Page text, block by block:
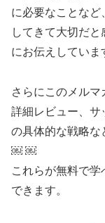
に必要なことなど
してきて大切だ
にお伝えしていま
さらにこのメル
詳細レビュー、サ
の具体的な戦略な
￼ ￼
これらが無料で
できます。